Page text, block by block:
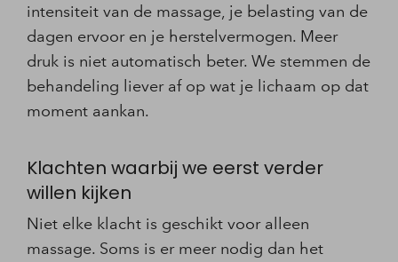
intensiteit van de massage, je belasting van de
dagen ervoor en je herstelvermogen. Meer
druk is niet automatisch beter. We stemmen de
behandeling liever af op wat je lichaam op dat
moment aankan.
Klachten waarbij we eerst verder
willen kijken
Niet elke klacht is geschikt voor alleen
massage. Soms is er meer nodig dan het